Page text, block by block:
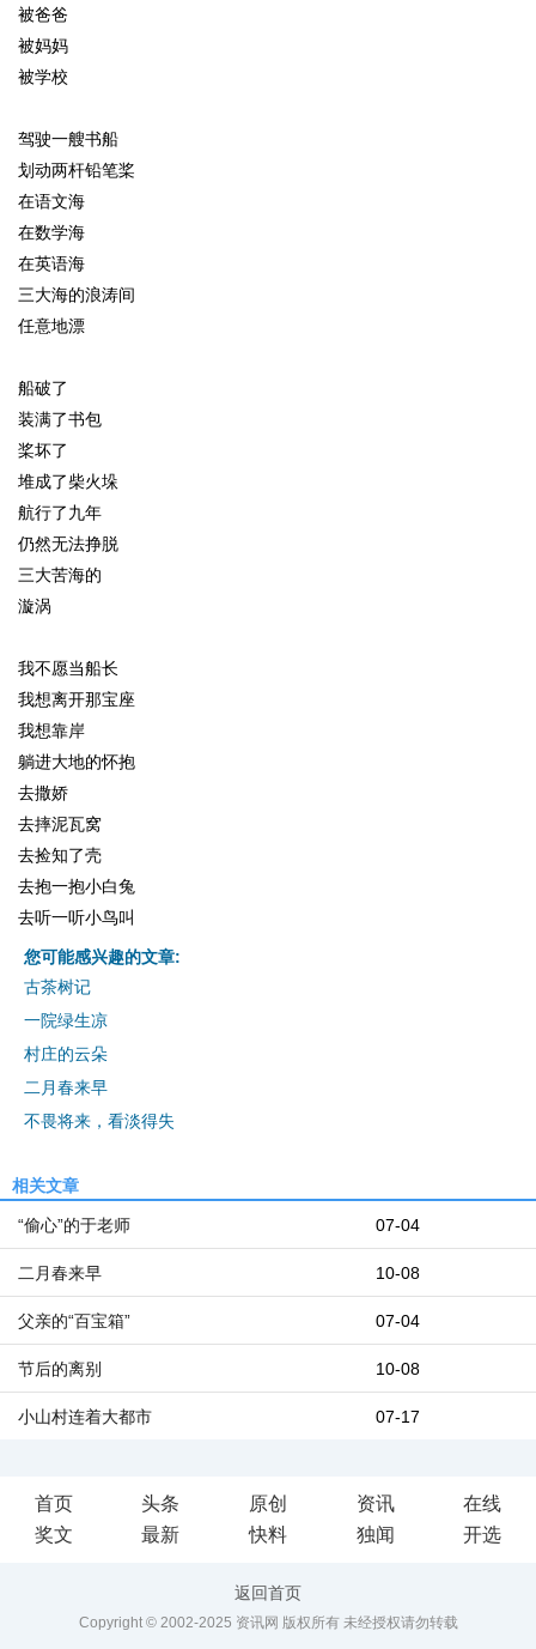
被爸爸
被妈妈
被学校
驾驶一艘书船
划动两杆铅笔桨
在语文海
在数学海
在英语海
三大海的浪涛间
任意地漂
船破了
装满了书包
桨坏了
堆成了柴火垛
航行了九年
仍然无法挣脱
三大苦海的
漩涡
我不愿当船长
我想离开那宝座
我想靠岸
躺进大地的怀抱
去撒娇
去摔泥瓦窝
去捡知了壳
去抱一抱小白兔
去听一听小鸟叫
您可能感兴趣的文章:
古茶树记
一院绿生凉
村庄的云朵
二月春来早
不畏将来，看淡得失
相关文章
07-04
“偷心”的于老师
10-08
二月春来早
07-04
父亲的“百宝箱”
10-08
节后的离别
07-17
小山村连着大都市
首页 头条 原创 资讯
在线
奖文
最新 快料 独闻 开选
返回首页
Copyright © 2002-2025 资讯网 版权所有 未经授权请勿转载